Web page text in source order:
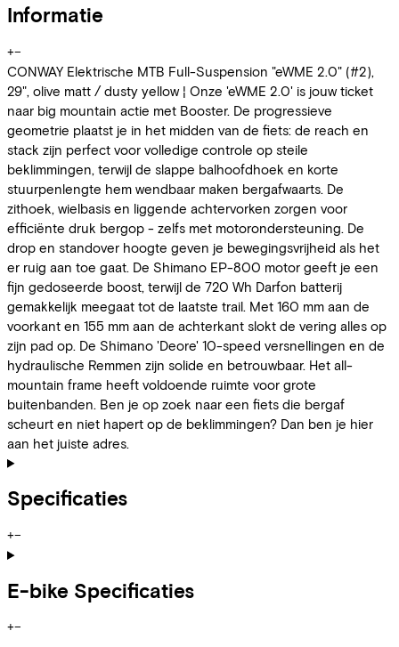
Informatie
+−
CONWAY Elektrische MTB Full-Suspension "eWME 2.0" (#2),
29", olive matt / dusty yellow ¦ Onze 'eWME 2.0' is jouw ticket
naar big mountain actie met Booster. De progressieve
geometrie plaatst je in het midden van de fiets: de reach en
stack zijn perfect voor volledige controle op steile
beklimmingen, terwijl de slappe balhoofdhoek en korte
stuurpenlengte hem wendbaar maken bergafwaarts. De
zithoek, wielbasis en liggende achtervorken zorgen voor
efficiënte druk bergop - zelfs met motorondersteuning. De
drop en standover hoogte geven je bewegingsvrijheid als het
er ruig aan toe gaat. De Shimano EP-800 motor geeft je een
fijn gedoseerde boost, terwijl de 720 Wh Darfon batterij
gemakkelijk meegaat tot de laatste trail. Met 160 mm aan de
voorkant en 155 mm aan de achterkant slokt de vering alles op
zijn pad op. De Shimano 'Deore' 10-speed versnellingen en de
hydraulische Remmen zijn solide en betrouwbaar. Het all-
mountain frame heeft voldoende ruimte voor grote
buitenbanden. Ben je op zoek naar een fiets die bergaf
scheurt en niet hapert op de beklimmingen? Dan ben je hier
aan het juiste adres.
Specificaties
+−
E-bike Specificaties
+−